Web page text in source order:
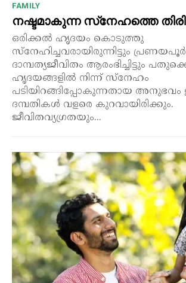
FAMILY
നഷ്ടമാകുന്ന സ്‌നേഹത്തെ
ഒരിക്കൽ ഹൃദയം കൊടുത്തു
സ്നേഹിച്ചവരായിരുന്നിട്ടും
ദാമ്പത്യജീവിതം ആരംഭിച്ചിട്ടും
ഹൃദയങ്ങളിൽ നിന്ന് സ്നേഹം
പടിയിറങ്ങിപ്പോകുന്നതായ അനുഭവം
ദമ്പതികൾ വളരെ കുറവായിരിക്കും.
ജീവിതവ്യഗ്രതയും...